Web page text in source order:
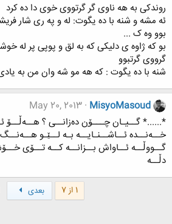
روندکی به هه ناوی گر گرتووی خوی دا ده کرد
ئه مشه و شنه با ده یگوت: له و په ری شار
بوو وه ک ...
بو که ژاوه ی دلیکی که به لق و پوپی پر له
گرووی گرتبوو
شنه با ده یگوت : که هه مو شه وان من به
MisyoMasoud
May 20, 2013
*......* گــیـان چـــۆن ده‌زانــی ؟ هــه‌ڵــۆ
خــه‌نــده‌ ئــاشــنـایــه‌ بـه‌ لــێـو
گــووڵــه‌ ئــاواش بــزانــه‌ کــه‌ تــۆی
دڵــه‌
1 از 7 بعدی